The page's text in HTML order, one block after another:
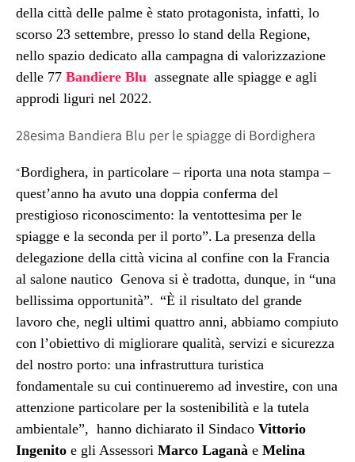
della città delle palme è stato protagonista, infatti, lo
scorso 23 settembre, presso lo stand della Regione,
nello spazio dedicato alla campagna di valorizzazione
delle 77 Bandiere Blu assegnate alle spiagge e agli
approdi liguri nel 2022.
28esima Bandiera Blu per le spiagge di Bordighera
“Bordighera, in particolare – riporta una nota stampa –
quest’anno ha avuto una doppia conferma del
prestigioso riconoscimento: la ventottesima per le
spiagge e la seconda per il porto”. La presenza della
delegazione della città vicina al confine con la Francia
al salone nautico Genova si è tradotta, dunque, in “una
bellissima opportunità”. “È il risultato del grande
lavoro che, negli ultimi quattro anni, abbiamo compiuto
con l’obiettivo di migliorare qualità, servizi e sicurezza
del nostro porto: una infrastruttura turistica
fondamentale su cui continueremo ad investire, con una
attenzione particolare per la sostenibilità e la tutela
ambientale”, hanno dichiarato il Sindaco Vittorio
Ingenito e gli Assessori Marco Laganà e Melina